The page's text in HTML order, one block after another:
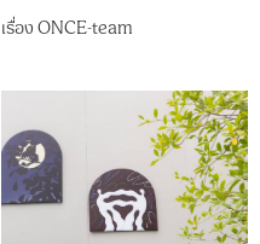
เรื่องONCE-team